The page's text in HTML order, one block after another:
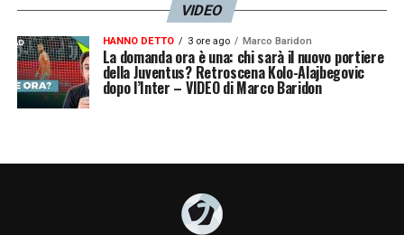
VIDEO
HANNO DETTO 3 ore ago Marco Baridon
La domanda ora è una: chi sarà il nuovo portiere
della Juventus? Retroscena Kolo-Alajbegovic
dopo l’Inter – VIDEO di Marco Baridon